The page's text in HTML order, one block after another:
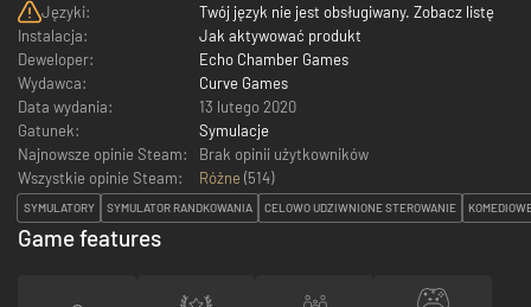
Języki:
Twój język nie jest obsługiwany. Zobacz listę
Instalacja:
Jak aktywować produkt
Deweloper:
Echo Chamber Games
Wydawca:
Curve Games
Data wydania:
13 lutego 2020
Gatunek:
Symulacje
Najnowsze opinie Steam:
Brak opinii użytkowników
Wszystkie opinie Steam:
Różne (514)
SYMULATORY SYMULATOR RANDKOWANIA CELOWO UDZIWNIONE STEROWANIE
Game features